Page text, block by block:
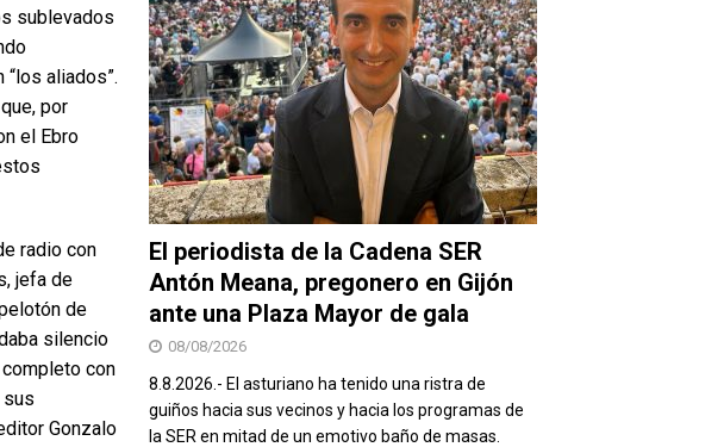
sublevados
aliados”.
por
el Ebro
radio con
jefa de
de
silencio
con
sus
Gonzalo
El periodista de la Cadena SER
Antón Meana, pregonero en Gijón
ante una Plaza Mayor de gala
08/08/2026
8.8.2026.- El asturiano ha tenido una ristra de
guiños hacia sus vecinos y hacia los programas de
la SER en mitad de un emotivo baño de masas.